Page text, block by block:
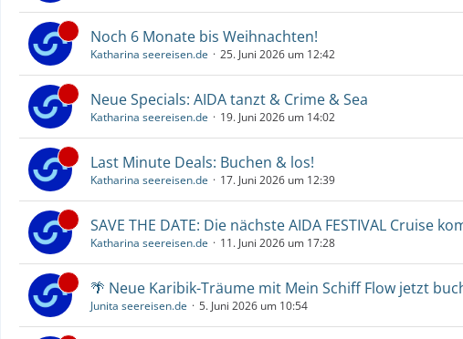
Noch 6 Monate bis Weihnachten!
Katharina seereisen.de 25. Juni 2026 um 12:42
Neue Specials: AIDA tanzt & Crime & Sea
Katharina seereisen.de 19. Juni 2026 um 14:02
Last Minute Deals: Buchen & los!
Katharina seereisen.de 17. Juni 2026 um 12:39
SAVE THE DATE: Die nächste AIDA FESTIVAL Cruise
Katharina seereisen.de 11. Juni 2026 um 17:28
🌴 Neue Karibik-Träume mit Mein Schiff Flow jetzt
Junita seereisen.de 5. Juni 2026 um 10:54